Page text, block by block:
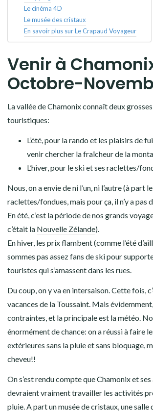
Le cinéma 4D
Le musée des cristaux
En savoir plus sur Le Crapaud Voyageur
Venir à
Octobre-
La vallée de Chamonix connaît deux
touristiques:
L’été, pour la rando et les plaisirs de
venir chercher la fraîcheur de la
L’hiver, pour le ski et ses raclettes/
Nous, on a envie de ni l’un, ni l’autre (à part
raclettes/fondues, mais pour ça, il n’y a pas
En été, c’est la période de nos grands
c’était la Nouvelle Zélande).
En hiver, les prix flambent (comme l’été
sommes pas assez fans de ski pour
touristes qui s’amassent dans les rues.
Du coup, on y va en intersaison. Cette fois,
vacances de la Toussaint. Mais
contraintes, et la principale est la météo.
énormément de chance: on a réussi à faire
extérieures sans la pluie et sans bloquage,
cheveu!!
On s’est rendu compte que Chamonix et
devraient vraiment travailler les activités
pluie. A part un musée de cristaux, une salle